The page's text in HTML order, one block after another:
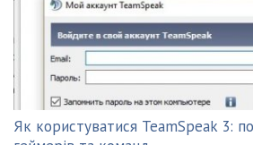
Як користуватися TeamSpeak 3: